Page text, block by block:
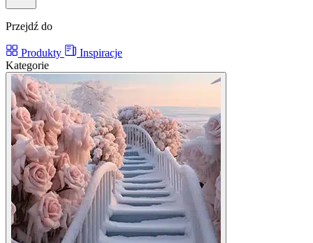
Przejdź do
Produkty
Inspiracje
Kategorie